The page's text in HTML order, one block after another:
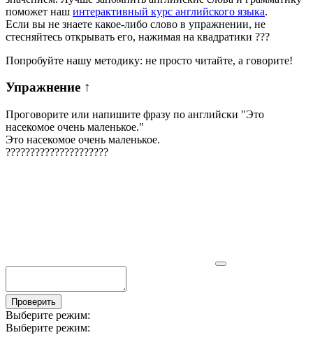
поможет наш интерактивный курс английского языка.
Если вы не знаете какое-либо слово в упражнении, не
стесняйтесь открывать его, нажимая на квадратики ???
Попробуйте нашу методику: не просто читайте, а говорите!
Упражнение ↑
Проговорите или напишите фразу по английски "Это
насекомое очень маленькое."
Это насекомое очень маленькое.
?????????????????????
Проверить
Выберите режим:
Выберите режим: